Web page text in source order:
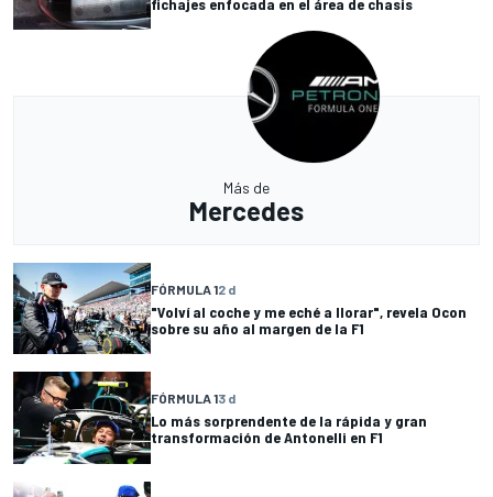
Más de
Mercedes
FÓRMULA 12 d
"Volví al coche y me eché a llorar", revela Ocon
sobre su año al margen de la F1
FÓRMULA 13 d
Lo más sorprendente de la rápida y gran
transformación de Antonelli en F1